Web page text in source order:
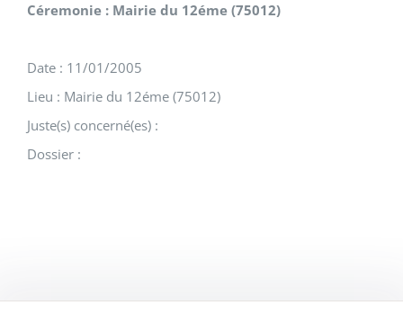
Céremonie : Mairie du 12éme (75012)
Date : 11/01/2005
Lieu : Mairie du 12éme (75012)
Juste(s) concerné(es) :
Dossier :